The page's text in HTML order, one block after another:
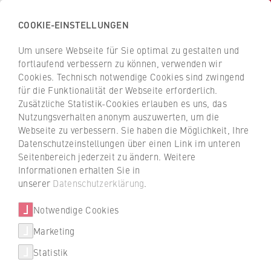
Z
u
ü
k
u
S
a
H
c
h
s
c
h
u
l
e
f
r
W
i
r
Z
u
r
ü
c
k
z
u
r
t
a
t
Über uns
Diversität
Engagement für
Chancengerechtigkeit
Selen Soysal wurde vom Akademischen
Senat zur Beauftragten für Diversität und
Antidiskriminierung an der HWR Berlin
gewählt. Im Interview spricht sie über ihre
Motivation und Ideen für das Amt.
COOKIE-EINSTELLUNGEN
Um unsere Webseite für Sie optimal zu gestalten und
fortlaufend verbessern zu können, verwenden wir
Cookies. Technisch notwendige Cookies sind zwingend
für die Funktionalität der Webseite erforderlich.
Zusätzliche Statistik-Cookies erlauben es uns, das
Nutzungsverhalten anonym auszuwerten, um die
Webseite zu verbessern. Sie haben die Möglichkeit, Ihre
Datenschutzeinstellungen über einen Link im unteren
Seitenbereich jederzeit zu ändern. Weitere
Informationen erhalten Sie in
unserer Datenschutzerklärung
Notwendige Cookies
Marketing
Statistik